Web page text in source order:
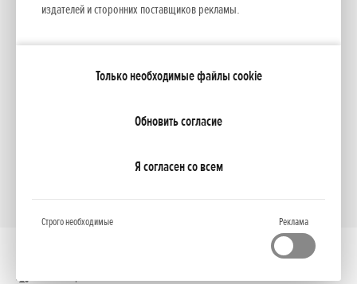
издателей и сторонних поставщиков рекламы.
Только необходимые файлы cookie
Обновить согласие
Я согласен со всем
Строго необходимые Реклама
Moя Honda
NCG Import Baltics OÜ
ПОЛИТИКА КОНФИДЕНЦИАЛЬНОСТИ